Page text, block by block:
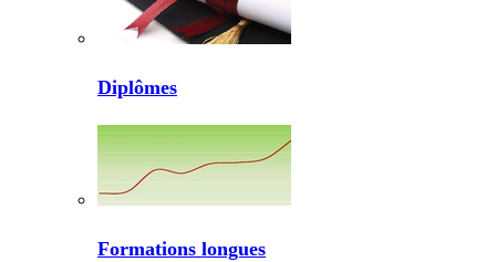
Diplômes
Formations longues